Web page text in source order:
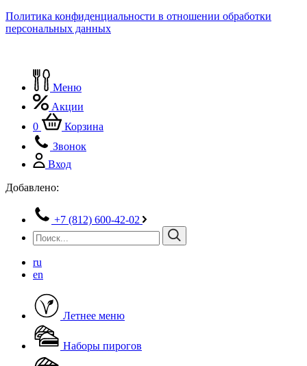
Политика конфиденциальности в отношении обработки
персональных данных
Меню
Акции
0
Корзина
Звонок
Вход
Добавлено:
+7 (812) 600-42-02
ru
en
Летнее меню
Наборы пирогов